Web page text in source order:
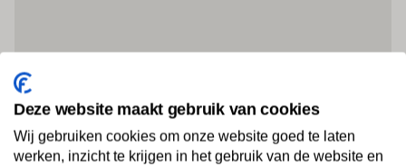
Deze website maakt gebruik van cookies
Wij gebruiken cookies om onze website goed te laten
werken, inzicht te krijgen in het gebruik van de website en